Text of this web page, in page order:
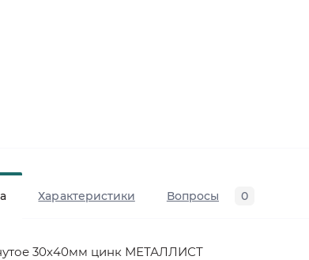
Характеристики Вопросы 0
30х40мм цинк МЕТАЛЛИСТ